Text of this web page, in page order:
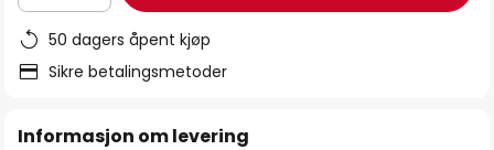
50 dagers åpent kjøp
Sikre betalingsmetoder
Informasjon om levering